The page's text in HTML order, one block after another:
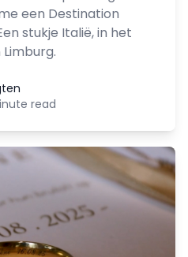
een Destination
stukje Italië, in het
read